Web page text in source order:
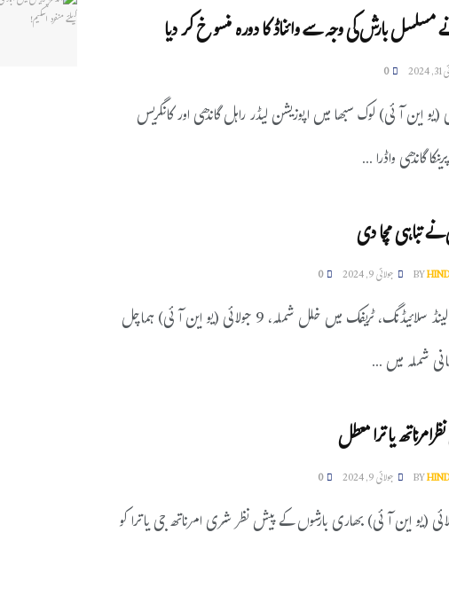
مسلسل بارش کی وجہ سے وائناڈ کا دورہ منسوخ کر دیا
0
31 جولائی (یو این آئی) لوک سبھا میں اپوزیشن لیڈر راہل گاندھی اور کانگریس
گاندھی واڈرا ...
تباہی مچا دی
BY جولائی 9, 2024 0
بڑے پیمانے پر لینڈ سلائیڈنگ، ٹریفک میں خلل شملہ، 9 جولائی (یو این آئی) ہماچل
شملہ میں ...
یاترا معطل
BY جولائی 9, 2024 0
6 جولائی (یو این آئی) بھاری بارشوں کے پیش نظر شری امرناتھ جی یاترا کو